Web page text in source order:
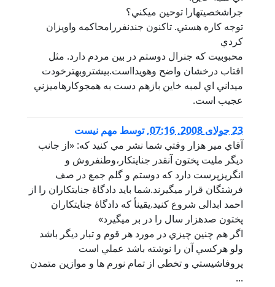
جراشخصيتهارا توحين ميكني؟
توجه كاره هستي. تاكنون جندنفررامحاكمه واويزان
كردي
محبوبيت كه جنرال دوستم در بين مردم دارد. مثل
افتاب درخشان واضح وهويدااست.بيشتروبهترخودت
ميداني اي لمبه خاين بازهم دست به همجوكارهاميزني
عجيب است.
23 جولای 2008, 07:16 ,توسط مهم نيست
آقاي مير هزار وقتي شما نشر مي کنيد که: «از جانب
دیگر ملیت پختون آنقدر جنایتکار،وطنفروش و
انگریزپرست دارد که دوستم و گلم جمع در صف
فرشتگان قرار میگیرند.شما باید دادگاۀ جنایتکاران را از
احمد ابدالی شروع کنید.یقینأ که دادگاۀ جنایتکاران
پختون صدهزار سال را در بر میگیرد»
اگر هم چنين چيزي در مورد هر قوم و تبار ديگر باشد
ولو هرکسي آن را نوشته باشد عملي است
پروفاشيستي و تخطي از تمام نورم ها و موازين متمدن
...